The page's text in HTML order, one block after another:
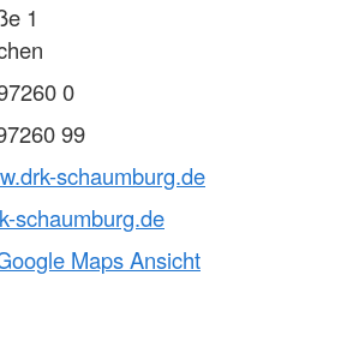
1
0
99
schaumburg.de
schaumburg.de
Maps Ansicht